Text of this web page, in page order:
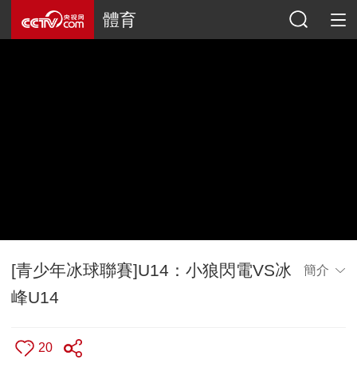
體育
[青少年冰球聯賽]U14：小狼閃電VS冰
峰U14
簡介
20